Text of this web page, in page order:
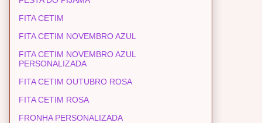
FITA CETIM
FITA CETIM NOVEMBRO AZUL
FITA CETIM NOVEMBRO AZUL
PERSONALIZADA
FITA CETIM OUTUBRO ROSA
FITA CETIM ROSA
FRONHA PERSONALIZADA